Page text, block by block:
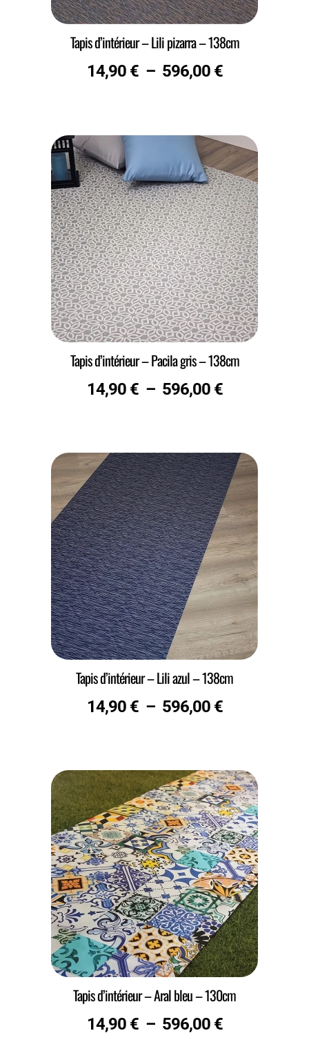
Tapis d’intérieur – Lili pizarra – 138cm
14,90 € – 596,00 €
Tapis d’intérieur – Pacila gris – 138cm
14,90 € – 596,00 €
Tapis d’intérieur – Lili azul – 138cm
14,90 € – 596,00 €
Tapis d’intérieur – Aral bleu – 130cm
14,90 € – 596,00 €